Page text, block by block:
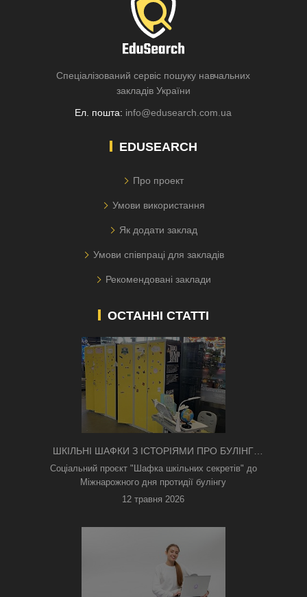
Спеціалізований сервіс пошуку навчальних
закладів України
Ел. пошта: info@edusearch.com.ua
EDUSEARCH
Про проект
Умови використання
Як додати заклад
Умови співпраці для закладів
Рекомендовані заклади
ОСТАННІ СТАТТІ
ШКІЛЬНІ ШАФКИ З ІСТОРІЯМИ ПРО БУЛІНГ
З'ЯВИЛИСЯ В КИЄВІ
Соціальний проєкт "Шафка шкільних секретів" до
Міжнарожного дня протидії булінгу
12 травня 2026